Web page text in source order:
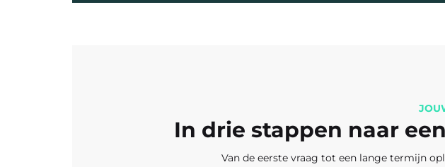
In drie stappen naar
Van de eerste vraag tot een lange termijn